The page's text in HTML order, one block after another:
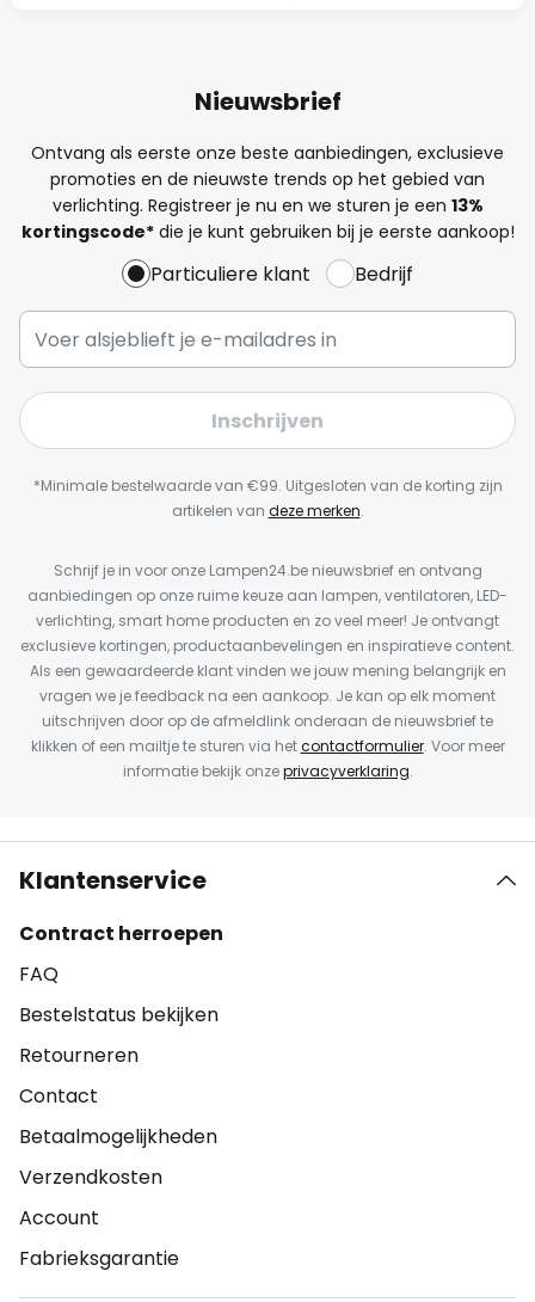
Nieuwsbrief
Ontvang als eerste onze beste aanbiedingen, exclusieve
promoties en de nieuwste trends op het gebied van
verlichting. Registreer je nu en we sturen je een 13%
kortingscode*die je kunt gebruiken bij je eerste aankoop!
Particuliere klant Bedrijf
Inschrijven
*Minimale bestelwaarde van €99. Uitgesloten van de korting zijn
artikelen van deze merken.
Schrijf je in voor onze Lampen24.be nieuwsbrief en ontvang
aanbiedingen op onze ruime keuze aan lampen, ventilatoren, LED-
verlichting, smart home producten en zo veel meer! Je ontvangt
exclusieve kortingen, productaanbevelingen en inspiratieve content.
Als een gewaardeerde klant vinden we jouw mening belangrijk en
vragen we je feedback na een aankoop. Je kan op elk moment
uitschrijven door op de afmeldlink onderaan de nieuwsbrief te
klikken of een mailtje te sturen via hetcontactformulier. Voor meer
informatie bekijk onzeprivacyverklaring.
Klantenservice
Contract herroepen
FAQ
Bestelstatus bekijken
Retourneren
Contact
Betaalmogelijkheden
Verzendkosten
Account
Fabrieksgarantie